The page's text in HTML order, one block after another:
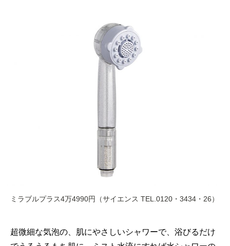
ミラブルプラス4万4990円（サイエンス TEL.0120・3434・26）
超微細な気泡の、肌にやさしいシャワーで、浴びるだけ